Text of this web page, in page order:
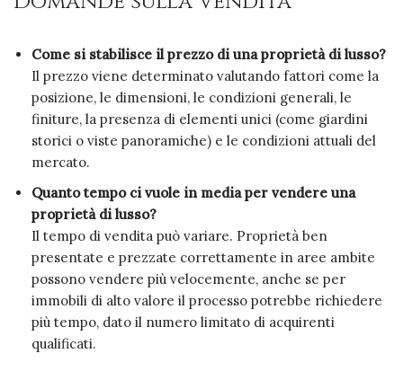
Come si stabilisce il prezzo di una proprietà di lusso?
Il prezzo viene determinato valutando fattori come la
posizione, le dimensioni, le condizioni generali, le
finiture, la presenza di elementi unici (come giardini
storici o viste panoramiche) e le condizioni attuali del
mercato.
Quanto tempo ci vuole in media per vendere una
proprietà di lusso?
Il tempo di vendita può variare. Proprietà ben
presentate e prezzate correttamente in aree ambite
possono vendere più velocemente, anche se per
immobili di alto valore il processo potrebbe richiedere
più tempo, dato il numero limitato di acquirenti
qualificati.